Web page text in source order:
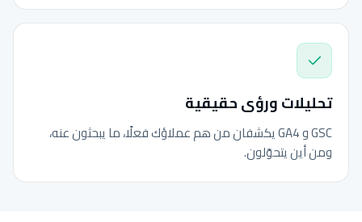
تحليلات ورؤى حقيقية
GSC و GA4 يكشفان من هم عملاؤك فعلًا، ما يبحثون عنه،
ومن أين يتحوّلون.